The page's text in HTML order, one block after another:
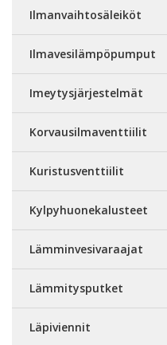
Ilmanvaihtosäleiköt
Ilmavesilämpöpumput
Imeytysjärjestelmät
Korvausilmaventtiilit
Kuristusventtiilit
Kylpyhuonekalusteet
Lämminvesivaraajat
Lämmitysputket
Läpiviennit